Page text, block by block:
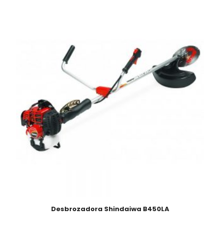
Desbrozadora Shindaiwa B450LA